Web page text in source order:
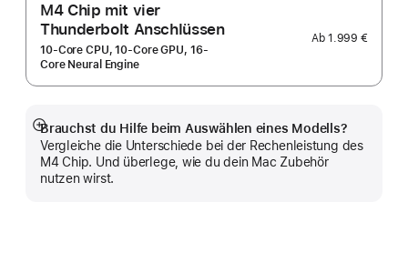
M4 Chip mit vier
Thunderbolt Anschlüssen
10-Core CPU, 10-Core GPU, 16-
Core Neural Engine
Ab 1.999 €
Brauchst du Hilfe beim Auswählen eines Modells?
Vergleiche die Unterschiede bei der Rechenleistung des
M4 Chip. Und überlege, wie du dein Mac Zubehör
nutzen wirst.
Mehr
anzeigen